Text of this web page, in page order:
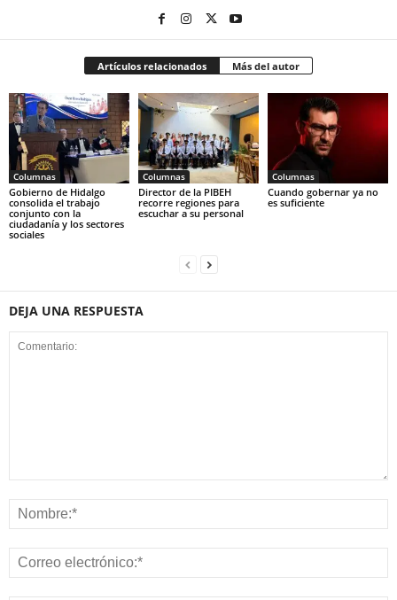
Artículos relacionados Más del autor
Columnas
Gobierno de Hidalgo
consolida el trabajo
conjunto con la
ciudadanía y los sectores
sociales
Columnas
Director de la PIBEH
recorre regiones para
escuchar a su personal
Columnas
Cuando gobernar ya no
es suficiente
DEJA UNA RESPUESTA